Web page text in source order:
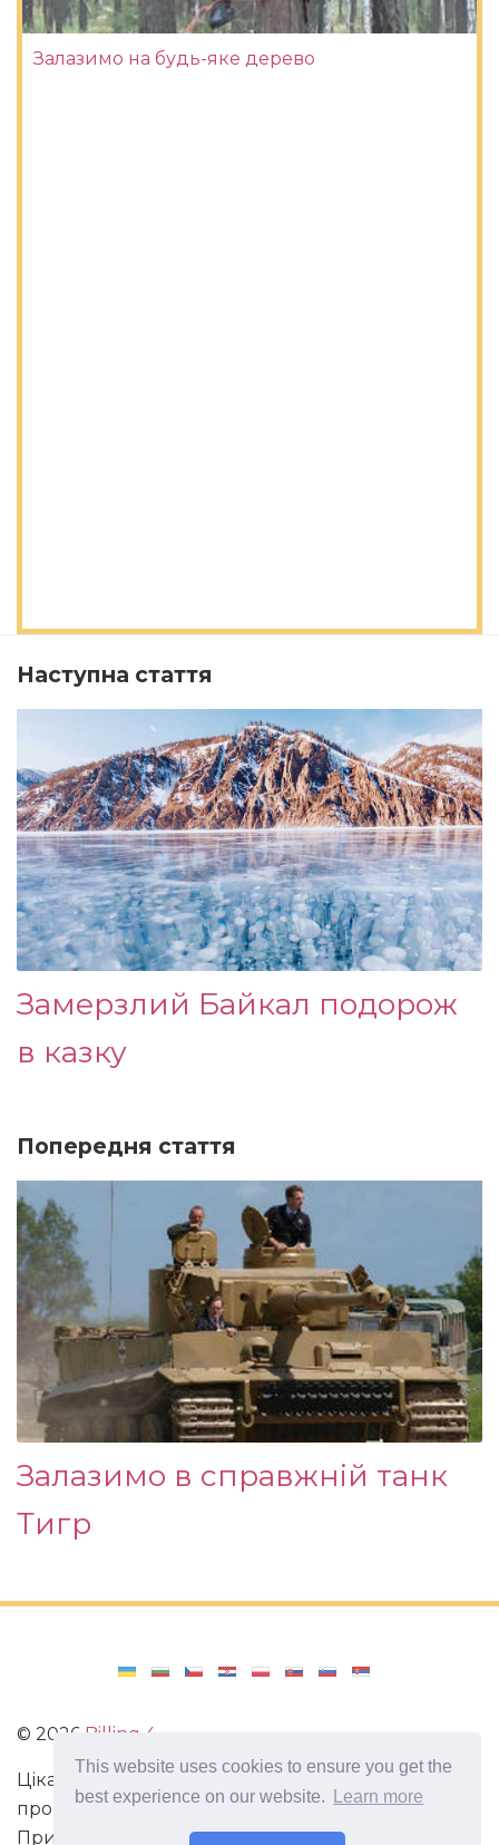
This website uses cookies to ensure you get the
best experience on our website.
Learn more
Залазимо на будь-яке дерево
Наступна стаття
Замерзлий Байкал подорож
в казку
Попередня стаття
Залазимо в справжній танк
Тигр
© 2026 Billing 4
Цікаві та захоплюючі факти з усього світу. Статті
про виживання в непередбачених ситуаціях.
Пригоди, маршрути і спосіб життя сучасного